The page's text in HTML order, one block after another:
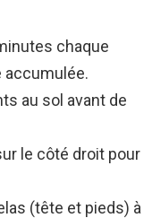
chaque
accumulée.
au sol avant de
le côté droit pour
(tête et pieds) à